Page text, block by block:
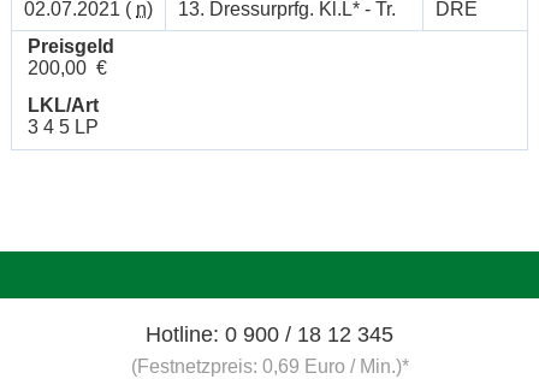
02.07.2021 ( n) 13. Dressurprfg. Kl.L* - Tr.
DRE
Preisgeld
200,00 €
LKL/Art
3 4 5 LP
Hotline: 0 900 / 18 12 345
(Festnetzpreis: 0,69 Euro / Min.)*